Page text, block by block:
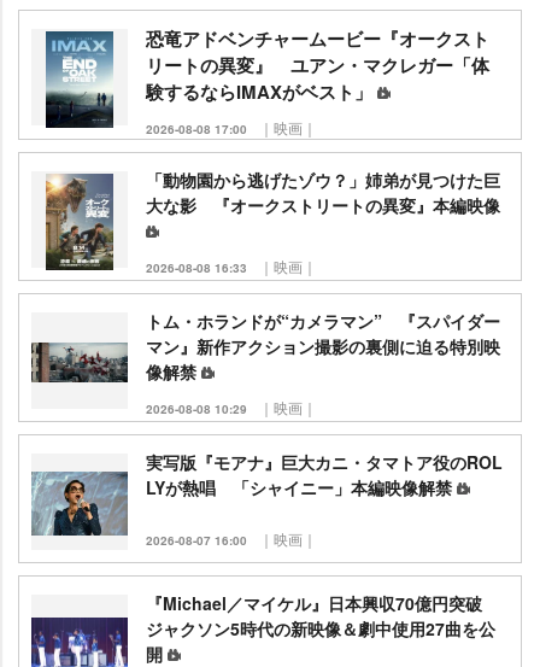
恐竜アドベンチャームービー『オークスト
リートの異変』 ユアン・マクレガー「体
験するならIMAXがベスト」
2026-08-08 17:00 ｜映画｜
「動物園から逃げたゾウ？」姉弟が見つけた巨
大な影 『オークストリートの異変』本編映像
2026-08-08 16:33 ｜映画｜
トム・ホランドが“カメラマン” 『スパイダー
マン』新作アクション撮影の裏側に迫る特別映
像解禁
2026-08-08 10:29 ｜映画｜
実写版『モアナ』巨大カニ・タマトア役のROL
LYが熱唱 「シャイニー」本編映像解禁
2026-08-07 16:00 ｜映画｜
『Michael／マイケル』日本興収70億円突破
ジャクソン5時代の新映像＆劇中使用27曲を公
開